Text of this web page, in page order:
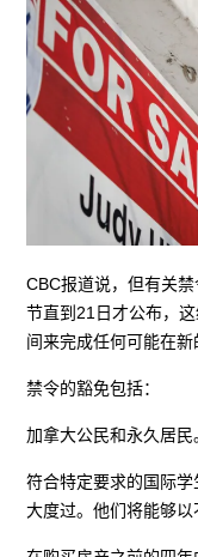
CBC报道说，但有关
节直到21日才公布，
间来完成任何可能在新
禁令的豁免包括：
加拿大公民和永久居民
符合特定要求的国际
大度过。他们将能够以